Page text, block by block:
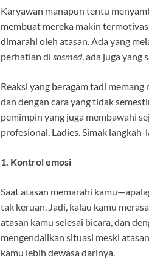
Karyawan manapun tentu
membuat mereka makin
dimarahi oleh atasan. Ada yang
perhatian di sosmed, ada juga yang
Reaksi yang beragam tadi
dan dengan cara yang tidak
pemimpin yang juga membawahi
profesional, Ladies. Simak
1. Kontrol emosi
Saat atasan memarahi
tak keruan. Jadi, kalau kamu
atasan kamu selesai bicara, dan
mengendalikan situasi meski
kamu lebih dewasa darinya.